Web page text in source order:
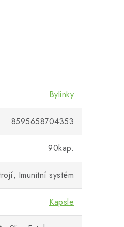
Bylinky
8595658704353
90kap.
Imunitní systém
Kapsle